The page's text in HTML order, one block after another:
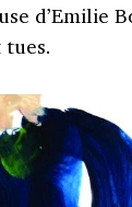
d’Emilie